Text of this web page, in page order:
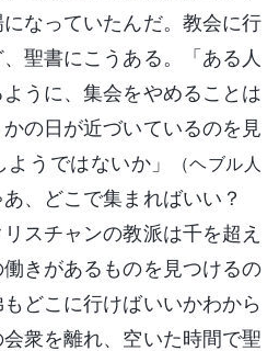
なっていたんだ。教会に行
聖書にこうある。「ある人
うに、集会をやめることは
の日が近づいているのを見
うではないか」
（ヘブル人
あ、どこで集まればいい？
スチャンの教派は千を超え
きがあるものを見つけるの
どこに行けばいいかわから
衆を離れ、空いた時間で聖